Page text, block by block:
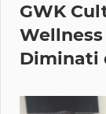
GWK
Diminati